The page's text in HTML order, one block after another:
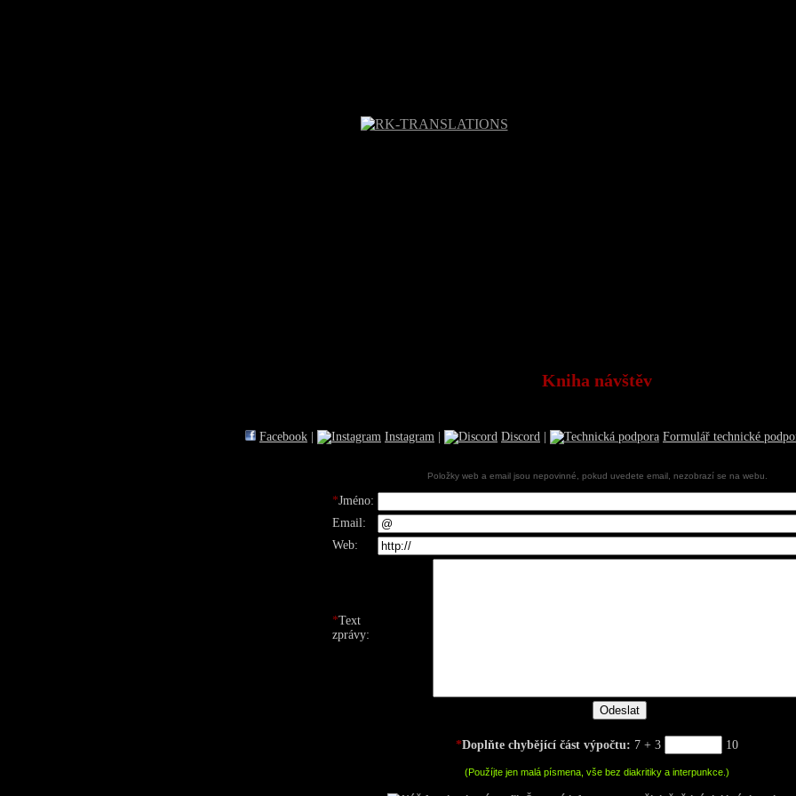
Kniha návštěv
Facebook Instagram Discord Formulář technické
Položky web a email jsou nepovinné, pokud uvedete email, nezobrazí se na webu.
*Jméno:
Email:
Web:
*Text
zprávy:
*Doplňte chybějící část výpočtu: 7 + 3 10
(Použíjte jen malá písmena, vše bez diakritiky a interpunkce.)